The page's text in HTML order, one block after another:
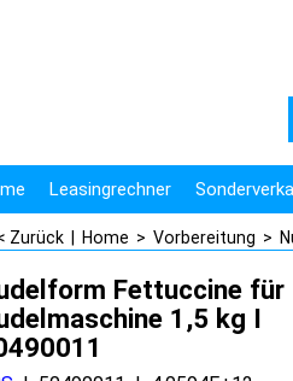
Leasingrechner
Zurück Home > Vorbereitung >
Fettuccine für
1,5 kg I